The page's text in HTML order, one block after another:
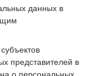
данных в
представителей в